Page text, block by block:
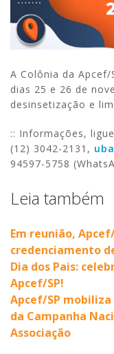
A Colônia da
dias 25 e 26 de
desinsetização e
:: Informações,
(12) 3042-2131,
94597-5758
Leia também
Em reunião,
credenciamento
Dia dos Pais:
Apcef/SP!
Apcef/SP
da Campanha
Associação